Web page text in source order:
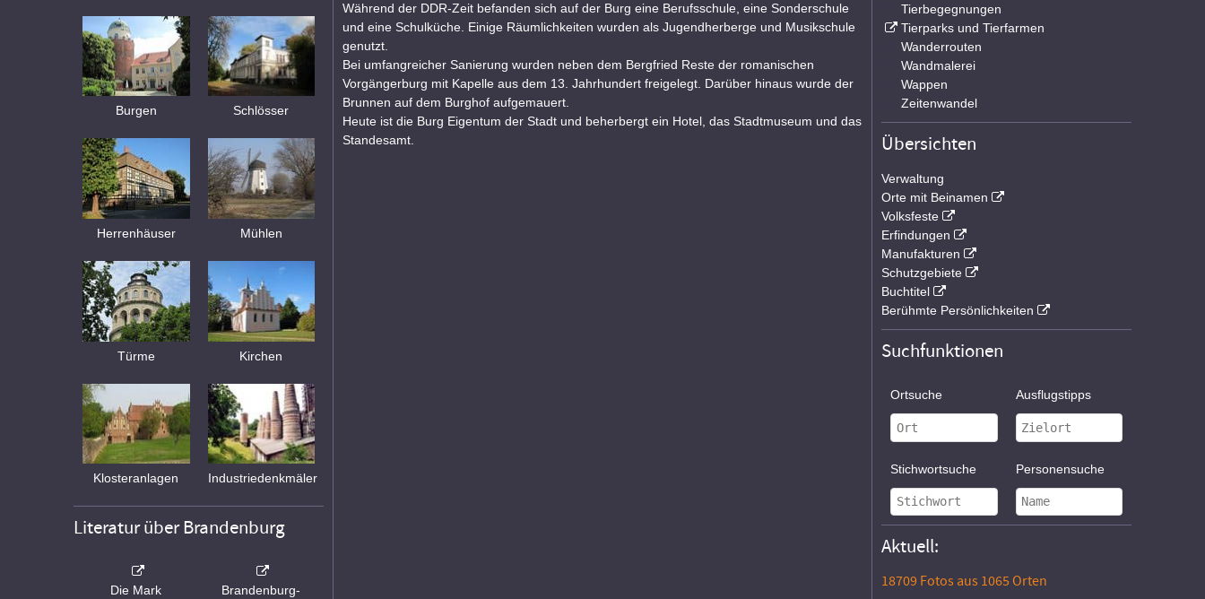
Während der DDR-Zeit befanden sich auf der Burg eine Berufsschule, eine Sonderschule
und eine Schulküche. Einige Räumlichkeiten wurden als Jugendherberge und Musikschule
genutzt.
Bei umfangreicher Sanierung wurden neben dem Bergfried Reste der romanischen
Vorgängerburg mit Kapelle aus dem 13. Jahrhundert freigelegt. Darüber hinaus wurde der
Brunnen auf dem Burghof aufgemauert.
Heute ist die Burg Eigentum der Stadt und beherbergt ein Hotel, das Stadtmuseum und das
Standesamt.
Burgen Schlösser
Herrenhäuser Mühlen
Türme Kirchen
Klosteranlagen Industriedenkmäler
Literatur über Brandenburg
Die Mark
Brandenburg-
Tierbegegnungen
Tierparks und Tierfarmen
Wanderrouten
Wandmalerei
Wappen
Zeitenwandel
Übersichten
Verwaltung
Orte mit Beinamen
Volksfeste
Erfindungen
Manufakturen
Schutzgebiete
Buchtitel
Berühmte Persönlichkeiten
Suchfunktionen
Ortsuche Ausflugstipps
Stichwortsuche Personensuche
Aktuell:
18709 Fotos aus 1065 Orten